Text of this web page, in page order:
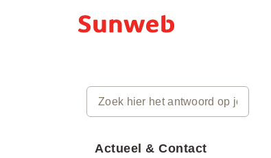
Actueel & Contact